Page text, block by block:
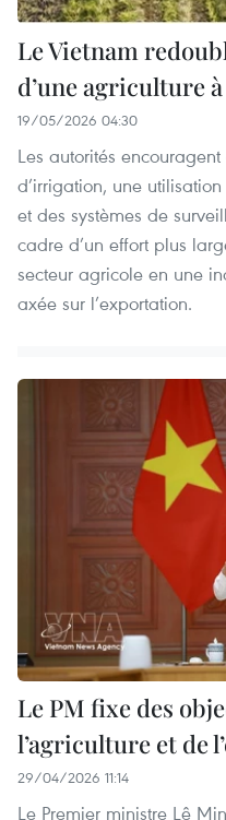
Le Vietnam
d’une agriculture
19/05/2026 04:30
Les autorités
d’irrigation, une
et des systèmes de
cadre d’un effort plus
secteur agricole en une
axée sur l’exportation.
Le PM fixe des
l’agriculture et de
29/04/2026 11:14
Le Premier ministre Lê